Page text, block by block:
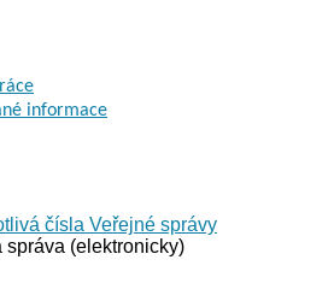
informace
čísla Veřejné správy
správa (elektronicky)